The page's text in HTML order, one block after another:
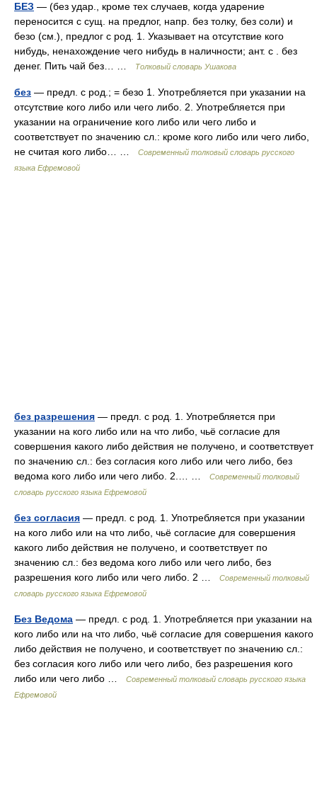
БЕЗ — (без удар., кроме тех случаев, когда ударение
переносится с сущ. на предлог, напр. без толку, без соли) и
безо (см.), предлог с род. 1. Указывает на отсутствие кого
нибудь, ненахождение чего нибудь в наличности; ант. с . без
денег. Пить чай без… …
Толковый словарь Ушакова
без — предл. с род.; = безо 1. Употребляется при указании на
отсутствие кого либо или чего либо. 2. Употребляется при
указании на ограничение кого либо или чего либо и
соответствует по значению сл.: кроме кого либо или чего либо,
не считая кого либо… …
Современный толковый словарь русского
языка Ефремовой
без разрешения — предл. с род. 1. Употребляется при
указании на кого либо или на что либо, чьё согласие для
совершения какого либо действия не получено, и соответствует
по значению сл.: без согласия кого либо или чего либо, без
ведома кого либо или чего либо. 2.… …
Современный толковый
словарь русского языка Ефремовой
без согласия — предл. с род. 1. Употребляется при указании
на кого либо или на что либо, чьё согласие для совершения
какого либо действия не получено, и соответствует по
значению сл.: без ведома кого либо или чего либо, без
разрешения кого либо или чего либо. 2 …
Современный толковый
словарь русского языка Ефремовой
Без Ведома — предл. с род. 1. Употребляется при указании на
кого либо или на что либо, чьё согласие для совершения какого
либо действия не получено, и соответствует по значению сл.:
без согласия кого либо или чего либо, без разрешения кого
либо или чего либо …
Современный толковый словарь русского языка
Ефремовой